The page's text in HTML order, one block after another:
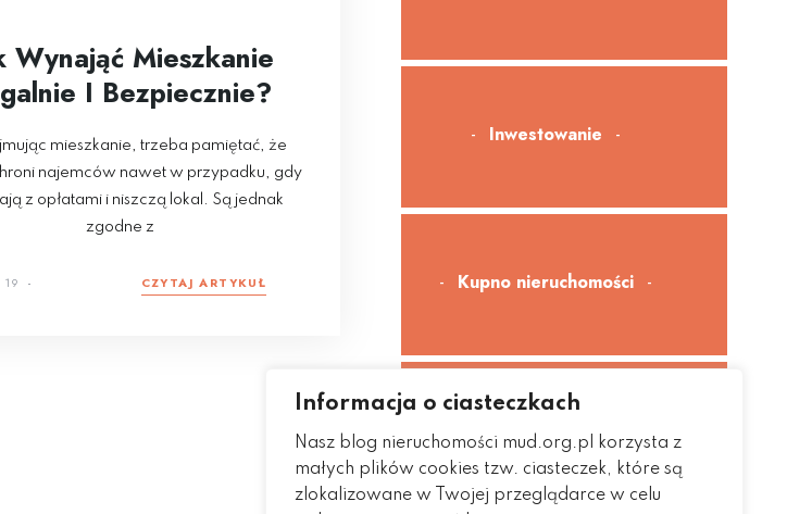
Informacja o ciasteczkach
Nasz blog nieruchomości mud.org.pl korzysta z
małych plików cookies tzw. ciasteczek, które są
zlokalizowane w Twojej przeglądarce w celu
Wynająć Mieszkanie
I Bezpiecznie?
mieszkanie, trzeba pamiętać, że
najemców nawet w przypadku, gdy
z opłatami i niszczą lokal. Są jednak
zgodne z
19 CZYTAJ ARTYKUŁ
Inwestowanie
Kupno nieruchomości
Sprzedaż nieruchomości